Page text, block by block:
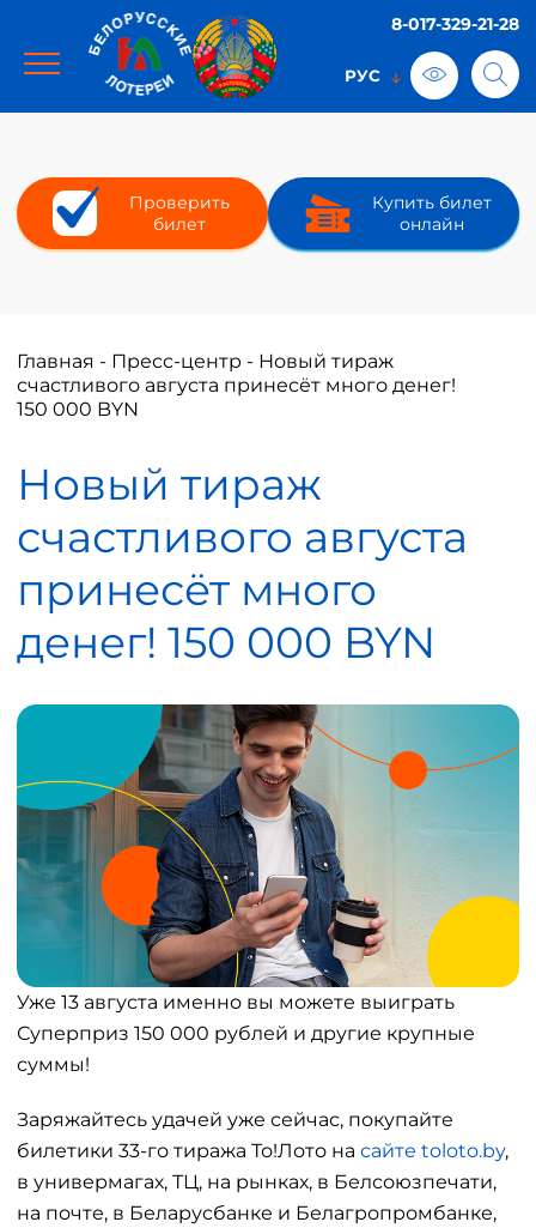
8-017-329-21-28
Проверить
билет
Купить билет
онлайн
Главная - Пресс-центр - Новый тираж
счастливого августа принесёт много денег!
150 000 BYN
Новый тираж
счастливого августа
принесёт много
денег! 150 000 BYN
Уже 13 августа именно вы можете выиграть
Суперприз 150 000 рублей и другие крупные
суммы!
Заряжайтесь удачей уже сейчас, покупайте
билетики 33-го тиража То!Лото на сайте toloto.by,
в универмагах, ТЦ, на рынках, в Белсоюзпечати,
на почте, в Беларусбанке и Белагропромбанке,